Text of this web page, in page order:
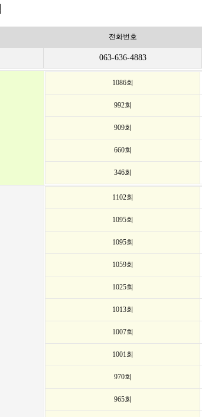
전화번호
063-636-4883
1086회
992회
909회
660회
346회
1102회
1095회
1095회
1059회
1025회
1013회
1007회
1001회
970회
965회